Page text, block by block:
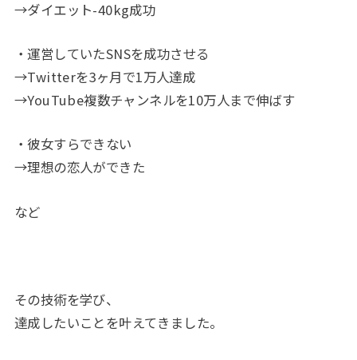
→ダイエット-40kg成功
・運営していたSNSを成功させる
→Twitterを3ヶ月で1万人達成
→YouTube複数チャンネルを10万人まで伸ばす
・彼女すらできない
→理想の恋人ができた
など
その技術を学び、
達成したいことを叶えてきました。